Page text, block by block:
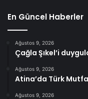
En Güncel Haberler
Ağustos 9, 2026
Çağla Şıkel’i
Ağustos 9, 2026
Atina’da Türk
Ağustos 9, 2026